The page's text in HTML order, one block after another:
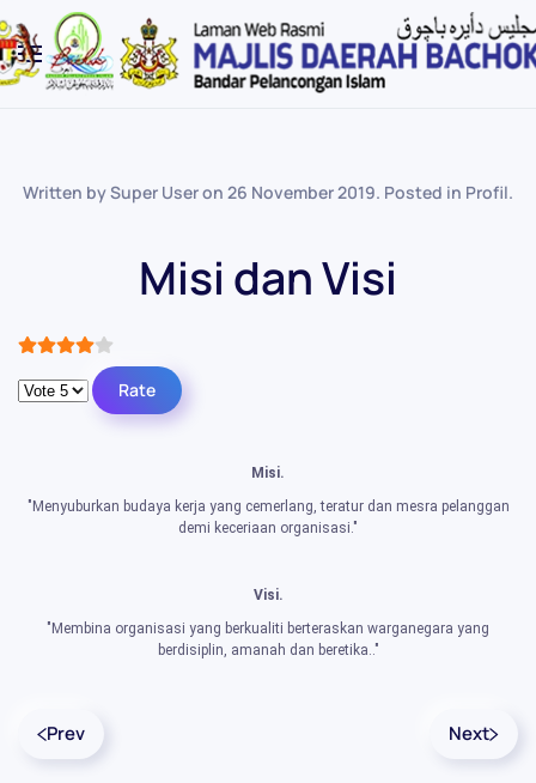
Skip to main content
Written by Super User on 26 November 2019. Posted in Profil.
Misi dan Visi
User Rating:
Please Rate
Misi.
"Menyuburkan budaya kerja yang cemerlang, teratur dan mesra pelanggan
demi keceriaan organisasi."
Visi.
"Membina organisasi yang berkualiti berteraskan warganegara yang
berdisiplin, amanah dan beretika.."
Prev Next